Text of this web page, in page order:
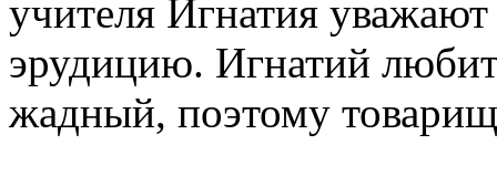
учителя Игнатия уважают
эрудицию. Игнатий
жадный, поэтому